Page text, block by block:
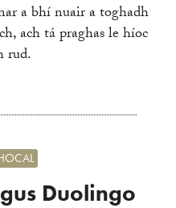
a bhí nuair a toghadh
ach tá praghas le híoc
rud.
Duolingo